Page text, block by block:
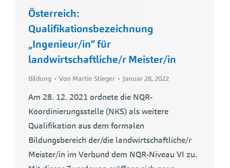
Österreich:
Qualifikationsbezeichnung
„Ingenieur/in“ für
landwirtschaftliche/r Meister/in
Bildung Von Martin Stieger Januar 28, 2022
Am 28. 12. 2021 ordnete die NQR-
Koordinierungsstelle (NKS) als weitere
Qualifikation aus dem formalen
Bildungsbereich der/die landwirtschaftliche/r
Meister/in im Verbund dem NQR-Niveau VI zu.